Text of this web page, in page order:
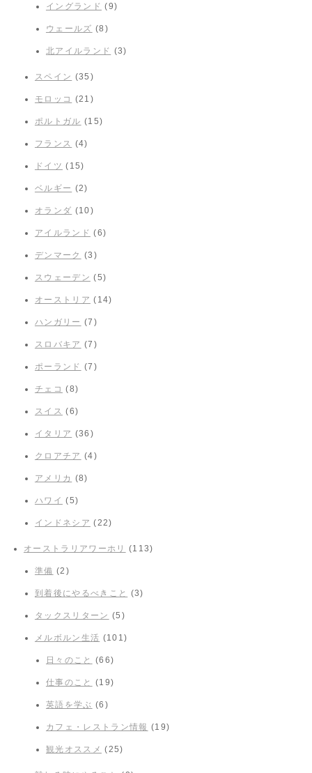
イングランド (9)
ウェールズ (8)
北アイルランド (3)
スペイン (35)
モロッコ (21)
ポルトガル (15)
フランス (4)
ドイツ (15)
ベルギー (2)
オランダ (10)
アイルランド (6)
デンマーク (3)
スウェーデン (5)
オーストリア (14)
ハンガリー (7)
スロバキア (7)
ポーランド (7)
チェコ (8)
スイス (6)
イタリア (36)
クロアチア (4)
アメリカ (8)
ハワイ (5)
インドネシア (22)
オーストラリアワーホリ (113)
準備 (2)
到着後にやるべきこと (3)
タックスリターン (5)
メルボルン生活 (101)
日々のこと (66)
仕事のこと (19)
英語を学ぶ (6)
カフェ・レストラン情報 (19)
観光オススメ (25)